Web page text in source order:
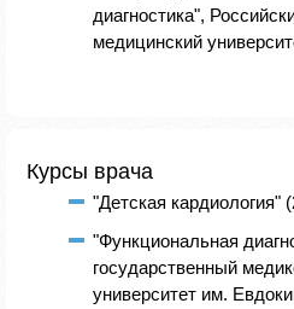
диагностика",
медицинский
Курсы врача
"Детская кардиология"
"Функциональная
государственный
университет им.